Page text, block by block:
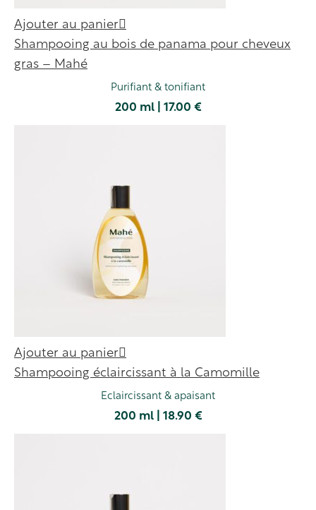
Ajouter au panier
Shampooing au bois de panama pour cheveux
gras – Mahé
Purifiant & tonifiant
200 ml | 17.00 €
Ajouter au panier
Shampooing éclaircissant à la Camomille
Eclaircissant & apaisant
200 ml | 18.90 €